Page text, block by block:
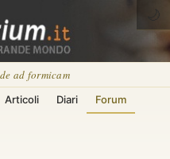
ad formicam
Articoli Diari Forum
🌙